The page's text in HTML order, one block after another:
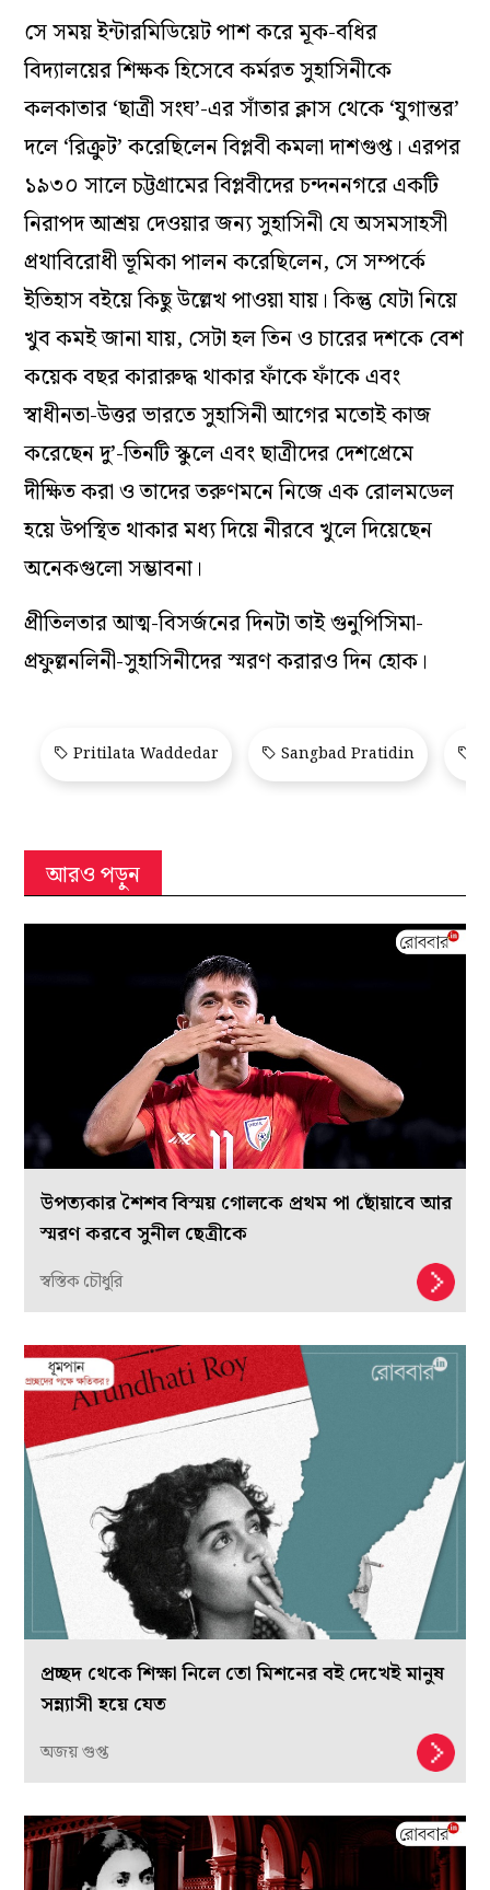
সে সময় ইন্টারমিডিয়েট পাশ করে মূক-বধির
বিদ্যালয়ের শিক্ষক হিসেবে কর্মরত সুহাসিনীকে
কলকাতার ‘ছাত্রী সংঘ’-এর সাঁতার ক্লাস থেকে ‘যুগান্তর’
দলে ‘রিক্রুট’ করেছিলেন বিপ্লবী কমলা দাশগুপ্ত। এরপর
১৯৩০ সালে চট্টগ্রামের বিপ্লবীদের চন্দননগরে একটি
নিরাপদ আশ্রয় দেওয়ার জন্য সুহাসিনী যে অসমসাহসী
প্রথাবিরোধী ভূমিকা পালন করেছিলেন, সে সম্পর্কে
ইতিহাস বইয়ে কিছু উল্লেখ পাওয়া যায়। কিন্তু যেটা নিয়ে
খুব কমই জানা যায়, সেটা হল তিন ও চারের দশকে বেশ
কয়েক বছর কারারুদ্ধ থাকার ফাঁকে ফাঁকে এবং
স্বাধীনতা-উত্তর ভারতে সুহাসিনী আগের মতোই কাজ
করেছেন দু’-তিনটি স্কুলে এবং ছাত্রীদের দেশপ্রেমে
দীক্ষিত করা ও তাদের তরুণমনে নিজে এক রোলমডেল
হয়ে উপস্থিত থাকার মধ্য দিয়ে নীরবে খুলে দিয়েছেন
অনেকগুলো সম্ভাবনা।
প্রীতিলতার আত্ম-বিসর্জনের দিনটা তাই গুনুপিসিমা-
প্রফুল্লনলিনী-সুহাসিনীদের স্মরণ করারও দিন হোক।
Pritilata Waddedar Sangbad Pratidin
আরও পড়ুন
উপত্যকার শৈশব বিস্ময় গোলকে প্রথম পা ছোঁয়াবে আর
স্মরণ করবে সুনীল ছেত্রীকে
স্বস্তিক চৌধুরি
প্রচ্ছদ থেকে শিক্ষা নিলে তো মিশনের বই দেখেই মানুষ
সন্ন্যাসী হয়ে যেত
অজয় গুপ্ত